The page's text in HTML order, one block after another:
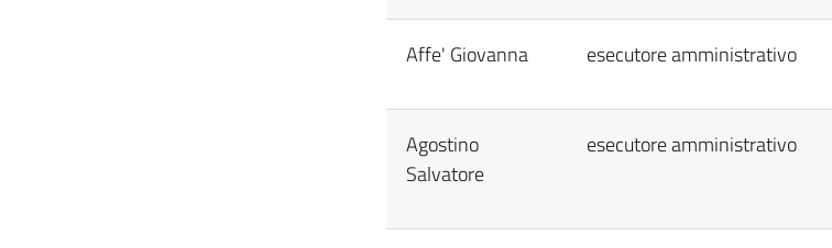
Affe' Giovanna esecutore amministrativo
Agostino
Salvatore
esecutore amministrativo